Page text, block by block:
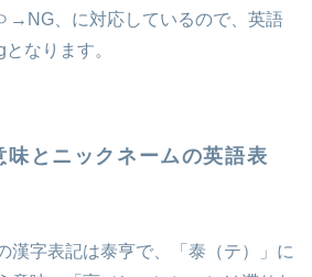
、に対応しているので、英語
なります。
味とニックネームの英語表
漢字表記は泰亨で、「泰（テ）」に